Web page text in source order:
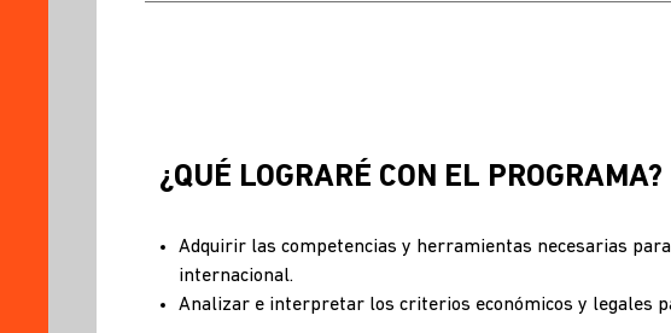
¿QUÉ LOGRARÉ CON EL PROGRAMA?
Adquirir las competencias y herramientas necesarias
internacional.
Analizar e interpretar los criterios económicos y legales